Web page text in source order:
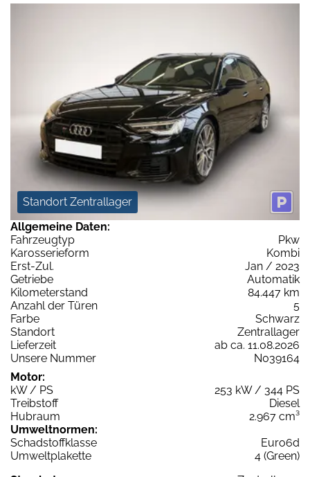
Standort Zentrallager
Allgemeine Daten:
Fahrzeugtyp
Pkw
Karosserieform
Kombi
Erst-Zul.
Jan / 2023
Getriebe
Automatik
Kilometerstand
84.447 km
Anzahl der Türen
5
Farbe
Schwarz
Standort
Zentrallager
Lieferzeit
ab ca. 11.08.2026
Unsere Nummer
N039164
Motor:
kW / PS
253 kW / 344 PS
Treibstoff
Diesel
Hubraum
2.967 cm³
Umweltnormen:
Schadstoffklasse
Euro6d
Umweltplakette
4 (Green)